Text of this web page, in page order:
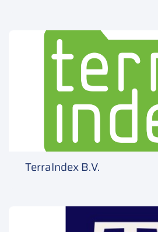
TerraIndex B.V.